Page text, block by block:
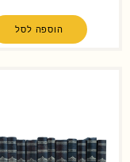
הוספה לסל